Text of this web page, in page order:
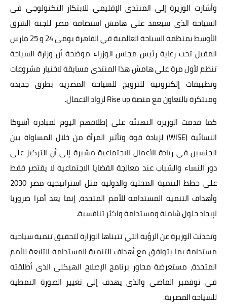
وأشارت الوزيرة إلى المنتدى الإقليمي للابتكار التكنولوجي في
السياحة الذى سيعقد على هامش استضافة مصر للجنة الشرق
الأوسط بمنظمة السياحة العالمية في القاهرة يومى 24 و 25 مارس
المقبل تحت رعاية رئيس مجلس الوزراء موضحة أن وزارة السياحة
تنظم لأول مرة على هامش هذا المنتدى مسابقة لاختيار مشروعات
وتطبيقات إلكترونية للترويج للسياحة المصرية بطرق جديدة
ومبتكرة بالتعاون مع منصة Rise up لرواد الاعمال.
كما قدمت الوزيرة التهنئة على إطلاقهم اليوم لمبادرة أشوكا
النسائية (WISE) لزيادة قوة وتأثير المرأة من خلال المساواة بين
الجنسين في ريادة الأعمال الاجتماعية مشيرة إلى أن التركيز على
دور النساء والشباب عند معالجة القضايا الاجتماعية لا يقتصر فقط
على خطط التنمية المحلية والدولية مثل استراتيجية مصر 2030
وأهداف التنمية المستدامة للأمم المتحدة، إنما يعد أمرا ضروريا
لإيجاد حلول شاملة ومستدامة واكثر تنافسية.
وتحدثت الوزيرة عن الرؤية التي تتبناها الوزارة لتحقيق تنمية سياحية
مستدامة بما يتوافق مع أهداف التنمية المستدامة التابعة للأمم
المتحدة، مستعرضة محاور برنامج الإصلاح الهيكلى الذى أطلقته
في نوفمبر الماضي والذى يهدف إلى تغيير الصورة النمطية
للسياحة المصرية.